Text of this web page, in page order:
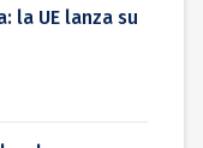
la UE lanza su